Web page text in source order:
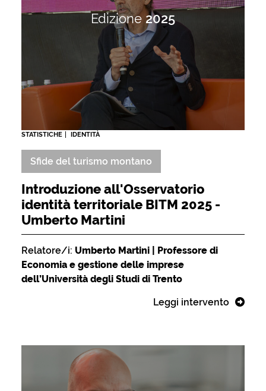
Edizione 2025
STATISTICHE IDENTITÀ
Sfide del turismo montano
Introduzione all'Osservatorio
identità territoriale BITM 2025 -
Umberto Martini
Relatore/i: Umberto Martini | Professore di
Economia e gestione delle imprese
dell’Università degli Studi di Trento
Leggi intervento